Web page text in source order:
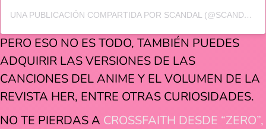
UNA PUBLICACIÓN COMPARTIDA POR SCANDAL (@SCANDAL_BAND_OFFICIAL)
PERO ESO NO ES TODO, TAMBIÉN PUEDES
ADQUIRIR LAS VERSIONES DE LAS
CANCIONES DEL ANIME Y EL VOLUMEN DE LA
REVISTA HER, ENTRE OTRAS CURIOSIDADES.
NO TE PIERDAS A CROSSFAITH DESDE “ZERO”,